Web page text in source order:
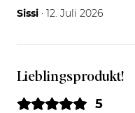
Sissi 12.07.26
· 12. Juli 2026
Lieblingsprodukt!
5